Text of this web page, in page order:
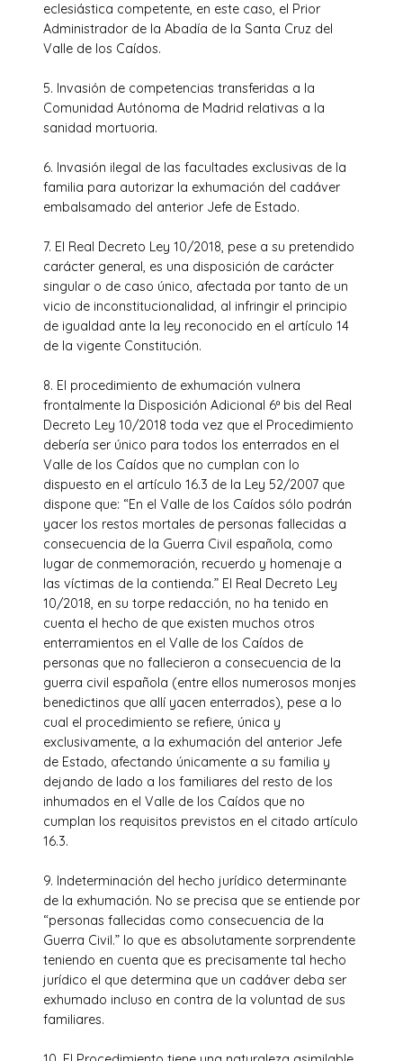
eclesiástica competente, en este caso, el Prior
Administrador de la Abadía de la Santa Cruz del
Valle de los Caídos.
5. Invasión de competencias transferidas a la
Comunidad Autónoma de Madrid relativas a la
sanidad mortuoria.
6. Invasión ilegal de las facultades exclusivas de la
familia para autorizar la exhumación del cadáver
embalsamado del anterior Jefe de Estado.
7. El Real Decreto Ley 10/2018, pese a su pretendido
carácter general, es una disposición de carácter
singular o de caso único, afectada por tanto de un
vicio de inconstitucionalidad, al infringir el principio
de igualdad ante la ley reconocido en el artículo 14
de la vigente Constitución.
8. El procedimiento de exhumación vulnera
frontalmente la Disposición Adicional 6ª bis del Real
Decreto Ley 10/2018 toda vez que el Procedimiento
debería ser único para todos los enterrados en el
Valle de los Caídos que no cumplan con lo
dispuesto en el artículo 16.3 de la Ley 52/2007 que
dispone que: “En el Valle de los Caídos sólo podrán
yacer los restos mortales de personas fallecidas a
consecuencia de la Guerra Civil española, como
lugar de conmemoración, recuerdo y homenaje a
las víctimas de la contienda.” El Real Decreto Ley
10/2018, en su torpe redacción, no ha tenido en
cuenta el hecho de que existen muchos otros
enterramientos en el Valle de los Caídos de
personas que no fallecieron a consecuencia de la
guerra civil española (entre ellos numerosos monjes
benedictinos que allí yacen enterrados), pese a lo
cual el procedimiento se refiere, única y
exclusivamente, a la exhumación del anterior Jefe
de Estado, afectando únicamente a su familia y
dejando de lado a los familiares del resto de los
inhumados en el Valle de los Caídos que no
cumplan los requisitos previstos en el citado artículo
16.3.
9. Indeterminación del hecho jurídico determinante
de la exhumación. No se precisa que se entiende por
“personas fallecidas como consecuencia de la
Guerra Civil.” lo que es absolutamente sorprendente
teniendo en cuenta que es precisamente tal hecho
jurídico el que determina que un cadáver deba ser
exhumado incluso en contra de la voluntad de sus
familiares.